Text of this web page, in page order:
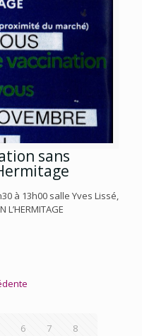
sans
à 13h00 salle Yves Lissé,
6 7
8